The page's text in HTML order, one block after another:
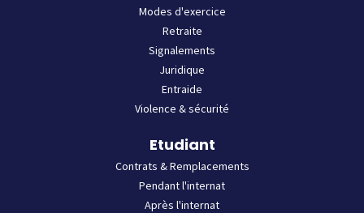
Modes d'exercice
Retraite
Signalements
Juridique
Entraide
Violence & sécurité
Etudiant
Contrats & Remplacements
Pendant l'internat
Après l'internat